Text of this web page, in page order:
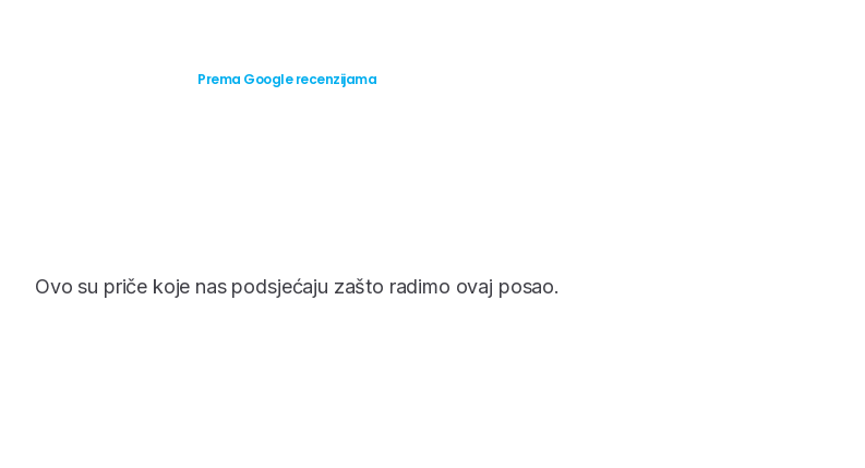
Prema Google recenzijama
Ovo su priče koje nas podsjećaju zašto radimo ovaj posao.